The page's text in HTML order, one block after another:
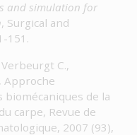
and simulation for
, Surgical and
151.
Verbeurgt C.,
Approche
de la
carpe, Revue de
2007 (93),